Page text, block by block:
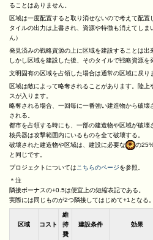
ることはありません。
区域は一度配置すると取り消せないので考えて配置
タイルの出力は上書され、資源や特徴も消えてし
ん）
発見済みの戦略資源の上に区域を建設することは出
しかし区域を建設した後、そのタイルで戦略資源を
文明固有の区域を占領した場合は通常の区域に戻り
区域は敵によって略奪されることがあります。陸
スが入ります。
略奪される場合、一回毎に一番強い建造物から破
される。
都市を占領する時にも、一部の建造物や区域が破壊
核兵器は攻撃範囲内にいるものを全て破壊する。
破壊された建造物や区域は、建設に必要な
の
と同じです。
プロジェクトについてはこちらのページを参照。
＊注
隣接ボーナスの+0.5は便宜上の短縮表記である。
実際には同じものが2つ隣接してはじめて+1となる。
区域 コスト
維
持
費
建設条件 効果